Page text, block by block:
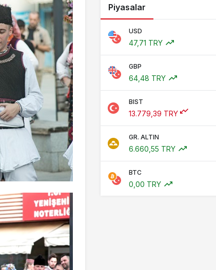
Piyasalar
USD
47,71 TRY
GBP
64,48 TRY
BIST
13.779,39 TRY
GR. ALTIN
6.660,55 TRY
BTC
0,00 TRY